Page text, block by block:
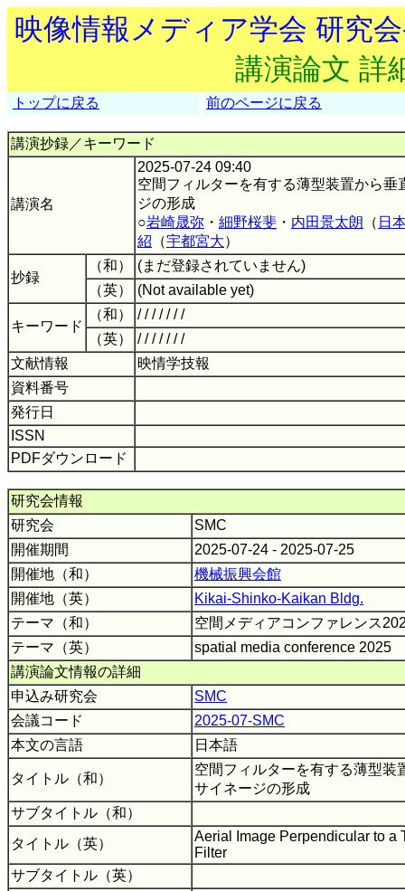
映像情報メディア学会 研究
講演論文 詳
トップに戻る 前のページに戻る
講演抄録／キーワード
講演名
2025-07-24 09:40
空間フィルターを有する薄型装置から
ジの形成
○岩崎晟弥 ・ 細野桜斐 ・ 内田景太朗 （ 日
紹 （宇都宮大）
抄録
（和）
(まだ登録されていません)
（英）
(Not available yet)
キーワード
（和）
/ / / / / / /
（英）
/ / / / / / /
文献情報
映情学技報
資料番号
発行日
ISSN
PDFダウンロード
研究会情報
研究会
SMC
開催期間
2025-07-24 - 2025-07-25
開催地（和）
機械振興会館
開催地（英）
Kikai-Shinko-Kaikan Bldg.
テーマ（和）
空間メディアコンファレンス
テーマ（英）
spatial media conference 2025
講演論文情報の詳細
申込み研究会
SMC
会議コード
2025-07-SMC
本文の言語
日本語
タイトル（和）
空間フィルターを有する薄型装
サイネージの形成
サブタイトル（和）
タイトル（英）
Aerial Image Perpendicular to a
Filter
サブタイトル（英）